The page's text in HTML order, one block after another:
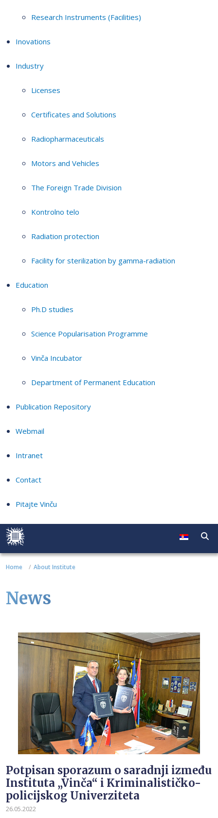
Research Instruments (Facilities)
Inovations
Industry
Licenses
Certificates and Solutions
Radiopharmaceuticals
Motors and Vehicles
The Foreign Trade Division
Kontrolno telo
Radiation protection
Facility for sterilization by gamma-radiation
Education
Ph.D studies
Science Popularisation Programme
Vinča Incubator
Department of Permanent Education
Publication Repository
Webmail
Intranet
Contact
Pitajte Vinču
Home About Institute
News
Potpisan sporazum o saradnji između
Instituta „Vinča“ i Kriminalističko-
policijskog Univerziteta
26.05.2022